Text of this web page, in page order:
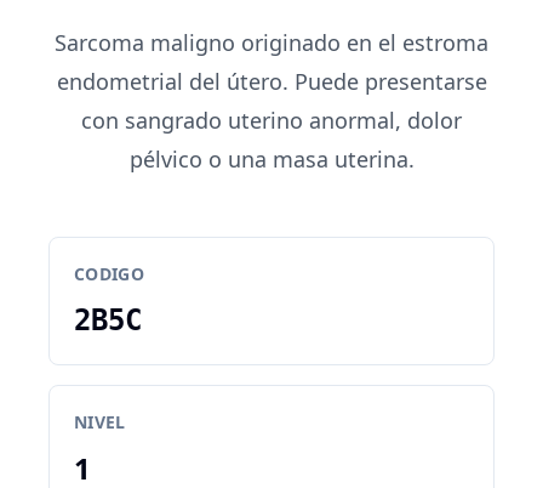
Sarcoma maligno originado en el estroma
endometrial del útero. Puede presentarse
con sangrado uterino anormal, dolor
pélvico o una masa uterina.
CODIGO
2B5C
NIVEL
1